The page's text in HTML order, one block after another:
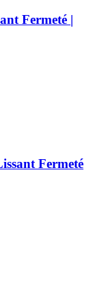
Fermeté |
Fermeté